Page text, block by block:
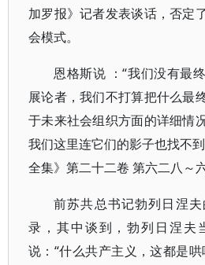
加罗报》记者发表谈话，否定
会模式。
恩格斯说 ：“我们没有最
展论者，我们不打算把什么最
于未来社会组织方面的详细情
我们这里连它们的影子也找不
全集》第二十二卷 第六二八～
前苏共总书记勃列日涅
录，其中谈到，勃列日涅夫
说：“什么共产主义，这都是